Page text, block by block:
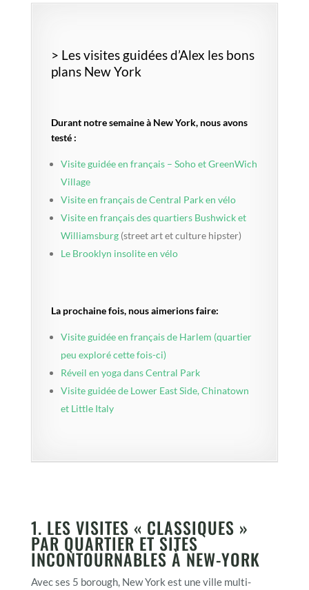
> Les visites guidées d’Alex les bons
plans New York
Durant notre semaine à New York, nous avons
testé :
Visite guidée en français – Soho et GreenWich
Village
Visite en français de Central Park en vélo
Visite en français des quartiers Bushwick et
Williamsburg(street art et culture hipster)
Le Brooklyn insolite en vélo
La prochaine fois, nous aimerions faire:
Visite guidée en français de Harlem (quartier
peu exploré cette fois-ci)
Réveil en yoga dans Central Park
Visite guidée de Lower East Side, Chinatown
et Little Italy
1. LES VISITES « CLASSIQUES »
PAR QUARTIER ET SITES
INCONTOURNABLES À NEW-YORK
Avec ses 5 borough, New York est une ville multi-